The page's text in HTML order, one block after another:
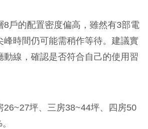
8戶的配置密度偏高，雖然有3部電
峰時間仍可能需稍作等待。建議實
動線，確認是否符合自己的使用習
26~27坪、三房38~44坪、四房50